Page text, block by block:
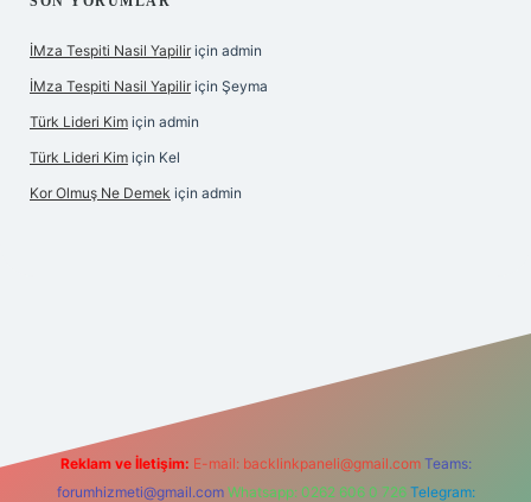
İMza Tespiti Nasil Yapilir için admin
İMza Tespiti Nasil Yapilir için Şeyma
Türk Lideri Kim için admin
Türk Lideri Kim için Kel
Kor Olmuş Ne Demek için admin
Reklam ve İletişim: E-mail: backlinkpaneli@gmail.com Teams:
forumhizmeti@gmail.com Whatsapp: 0262 606 0 726 Telegram: